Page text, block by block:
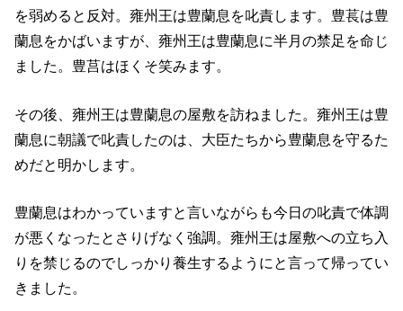
を弱めると反対。雍州王は豊蘭息を叱責します。豊萇は豊
蘭息をかばいますが、雍州王は豊蘭息に半月の禁足を命じ
ました。豊莒はほくそ笑みます。
その後、雍州王は豊蘭息の屋敷を訪ねました。雍州王は豊
蘭息に朝議で叱責したのは、大臣たちから豊蘭息を守るた
めだと明かします。
豊蘭息はわかっていますと言いながらも今日の叱責で体調
が悪くなったとさりげなく強調。雍州王は屋敷への立ち入
りを禁じるのでしっかり養生するようにと言って帰ってい
きました。